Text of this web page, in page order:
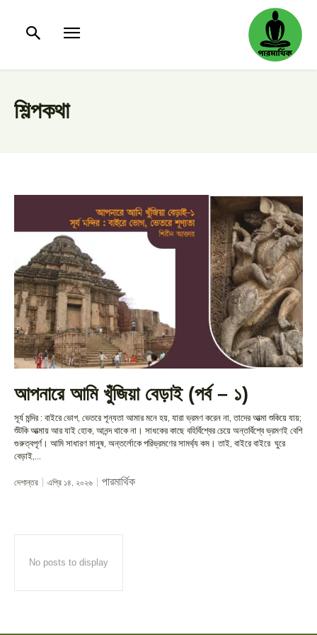
শিল্পকথা
আপনারে আমি খুঁজিয়া বেড়াই (পর্ব – ১)
সূর্য মন্দির : বাইরে ভোগ, ভেতরে শূন্যতা আমার মনে হয়, যারা ভ্রমণ করেন না, তাদের আত্মা শুকিয়ে যায়;
শুঁটকি আত্মায় আর যাই হোক, আনন্দ থাকে না। সাধকের কাছে বহির্বিশ্বের চেয়ে অন্তর্বিশ্বে ভ্রমণই বেশি
গুরুত্বপূর্ণ। আমি সাধারণ মানুষ, অন্তর্লোকে পরিভ্রমণের সামর্থ্য কম। তাই, বাইরে বাইরে ঘুরে
বেড়াই,...
দেশান্তর এপ্রি ১৪, ২০২৬ পারমার্থিক
No posts to display